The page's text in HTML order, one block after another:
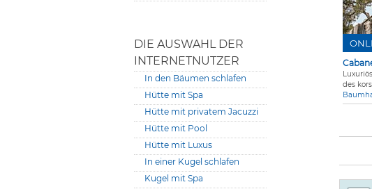
DIE AUSWAHL DER
INTERNETNUTZER
In den Bäumen schlafen
Hütte mit Spa
Hütte mit privatem Jacuzzi
Hütte mit Pool
Hütte mit Luxus
In einer Kugel schlafen
Kugel mit Spa
des